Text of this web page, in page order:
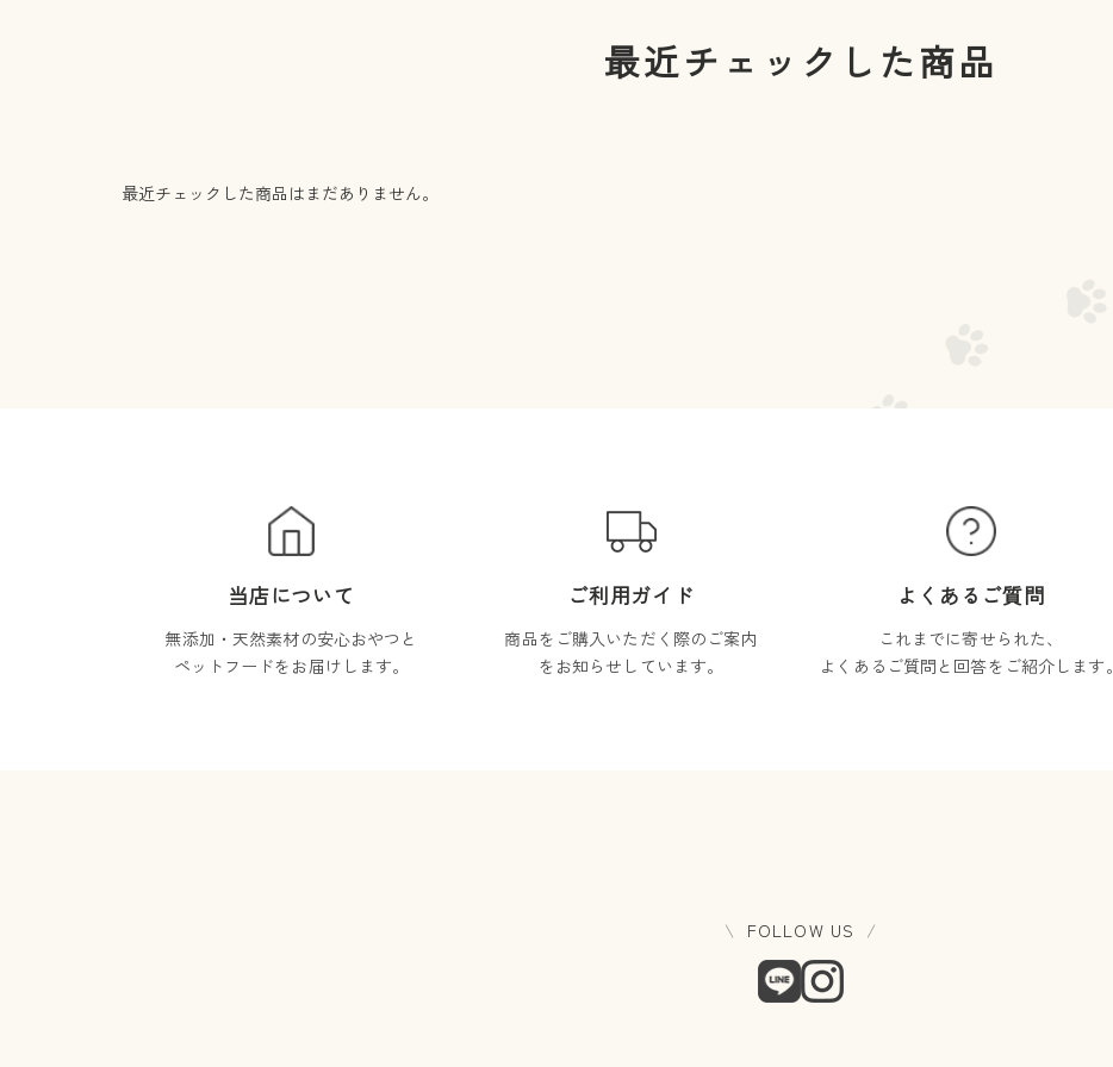
最近チェックした商品
最近チェックした商品はまだありません。
当店について
無添加・天然素材の安心おやつと
ペットフードをお届けします。
ご利用ガイド
商品をご購入いただく際のご案内
をお知らせしています。
よくあるご質問
これまでに寄せられた、
よくあるご質問と回答をご紹介します。
FOLLOW US